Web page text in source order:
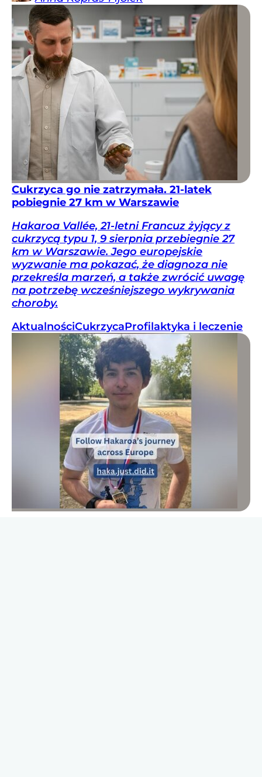
Cukrzyca go nie zatrzymała. 21-latek
pobiegnie 27 km w Warszawie
Hakaroa Vallée, 21-letni Francuz żyjący z
cukrzycą typu 1, 9 sierpnia przebiegnie 27
km w Warszawie. Jego europejskie
wyzwanie ma pokazać, że diagnoza nie
przekreśla marzeń, a także zwrócić uwagę
na potrzebę wcześniejszego wykrywania
choroby.
AktualnościCukrzycaProfilaktyka i leczenie